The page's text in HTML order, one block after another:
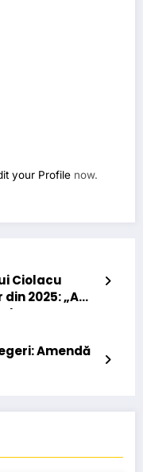
your Profile now.
Ciolacu
2025: „Am
Amendă